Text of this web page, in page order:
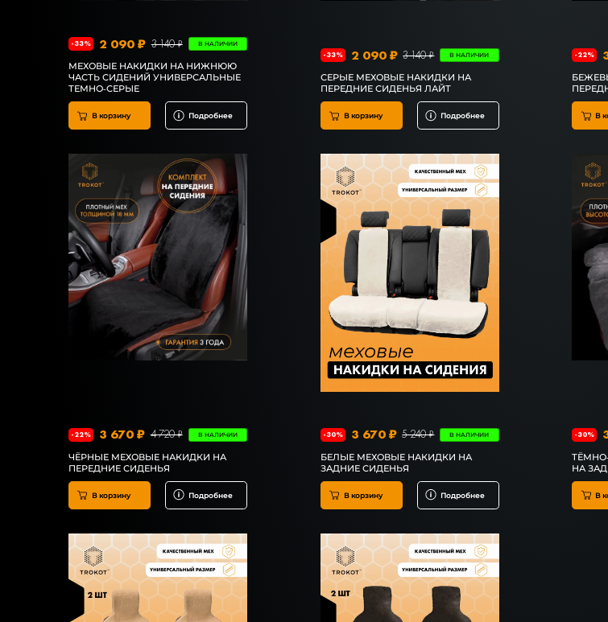
-33% 2 090 ₽ 3 140 ₽ В НАЛИЧИИ
МЕХОВЫЕ НАКИДКИ НА НИЖНЮЮ
ЧАСТЬ СИДЕНИЙ УНИВЕРСАЛЬНЫЕ
ТЕМНО-СЕРЫЕ
В корзину Подробнее
-33% 2 090 ₽ 3 140 ₽ В НАЛИЧИИ
СЕРЫЕ МЕХОВЫЕ НАКИДКИ НА
ПЕРЕДНИЕ СИДЕНЬЯ ЛАЙТ
В корзину Подробнее
-22%
В
-22% 3 670 ₽ 4 720 ₽ В НАЛИЧИИ
ЧЁРНЫЕ МЕХОВЫЕ НАКИДКИ НА
ПЕРЕДНИЕ СИДЕНЬЯ
В корзину Подробнее
-30% 3 670 ₽ 5 240 ₽ В НАЛИЧИИ
БЕЛЫЕ МЕХОВЫЕ НАКИДКИ НА
ЗАДНИЕ СИДЕНЬЯ
В корзину Подробнее
-30%
НА
В